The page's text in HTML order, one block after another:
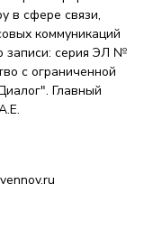
в сфере связи,
коммуникаций
записи: серия ЭЛ №
с ограниченной
Главный